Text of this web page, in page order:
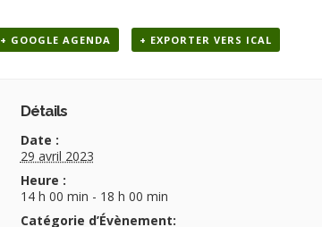
+ GOOGLE AGENDA + EXPORTER VERS ICAL
Détails
Date :
29 avril 2023
Heure :
14 h 00 min - 18 h 00 min
Catégorie d’Évènement: